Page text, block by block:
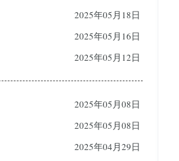
2025年05月18日
2025年05月16日
2025年05月12日
2025年05月08日
2025年05月08日
2025年04月29日